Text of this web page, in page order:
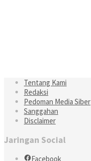
Tentang Kami
Redaksi
Pedoman Media Siber
Sanggahan
Disclaimer
Jaringan Social
Facebook